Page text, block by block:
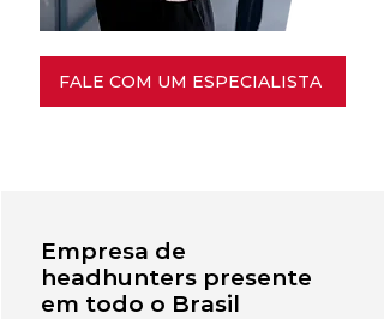
FALE COM UM ESPECIALISTA
Empresa de
headhunters presente
em todo o Brasil